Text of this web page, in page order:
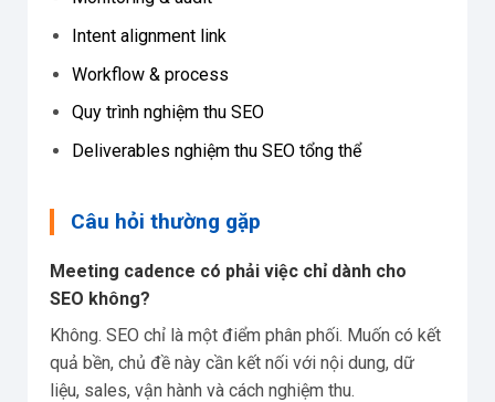
Intent alignment link
Workflow & process
Quy trình nghiệm thu SEO
Deliverables nghiệm thu SEO tổng thể
Câu hỏi thường gặp
Meeting cadence có phải việc chỉ dành cho
SEO không?
Không. SEO chỉ là một điểm phân phối. Muốn có kết
quả bền, chủ đề này cần kết nối với nội dung, dữ
liệu, sales, vận hành và cách nghiệm thu.